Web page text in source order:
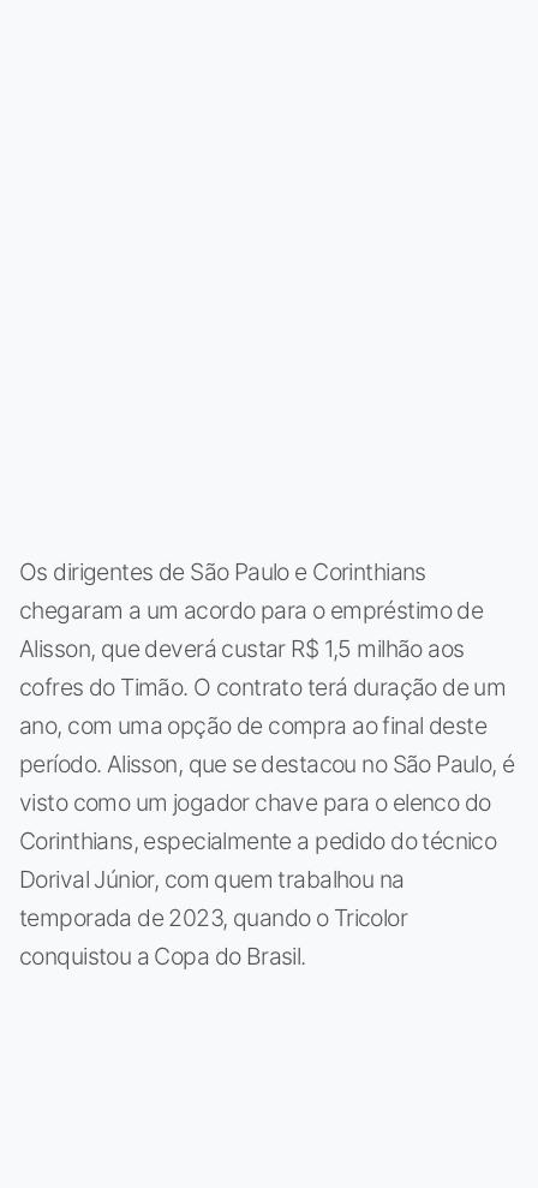
Os dirigentes de São Paulo e Corinthians
chegaram a um acordo para o empréstimo de
Alisson, que deverá custar R$ 1,5 milhão aos
cofres do Timão. O contrato terá duração de um
ano, com uma opção de compra ao final deste
período. Alisson, que se destacou no São Paulo, é
visto como um jogador chave para o elenco do
Corinthians, especialmente a pedido do técnico
Dorival Júnior, com quem trabalhou na
temporada de 2023, quando o Tricolor
conquistou a Copa do Brasil.